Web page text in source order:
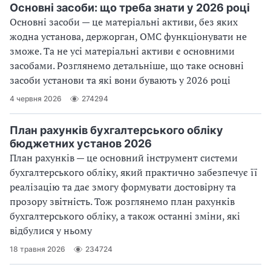
Основні засоби: що треба знати у 2026 році
Основні засоби — це матеріальні активи, без яких
жодна установа, держорган, ОМС функціонувати не
зможе. Та не усі матеріальні активи є основними
засобами. Розглянемо детальніше, що таке основні
засоби установи та які вони бувають у 2026 році
4 червня 2026 274294
План рахунків бухгалтерського обліку
бюджетних установ 2026
План рахунків — це основний інструмент системи
бухгалтерського обліку, який практично забезпечує її
реалізацію та дає змогу формувати достовірну та
прозору звітність. Тож розглянемо план рахунків
бухгалтерського обліку, а також останні зміни, які
відбулися у ньому
18 травня 2026 234724